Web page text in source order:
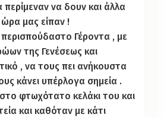
περίμεναν να δουν και άλλα
μας είπαν !
περισπούδαστο Γέροντα , με
της Γενέσεως και
, να τους πει ανήκουστα
κάνει υπέρλογα σημεία .
φτωχότατο κελάκι του και
και καθόταν με κάτι